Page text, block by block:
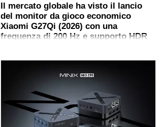
Il mercato globale ha visto il lancio
del monitor da gioco economico
Xiaomi G27Qi (2026) con una
frequenza di 200 Hz e supporto HDR